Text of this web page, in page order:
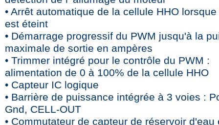
• Arrêt automatique de la cellule HHO
est éteint
• Démarrage progressif du PWM jusqu'à la
maximale de sortie en ampères
• Trimmer intégré pour le contrôle du PWM :
alimentation de 0 à 100% de la cellule HHO
• Capteur IC logique
• Barrière de puissance intégrée à 3 voies :
Gnd, CELL-OUT
• Commutateur de capteur de réservoir d'eau